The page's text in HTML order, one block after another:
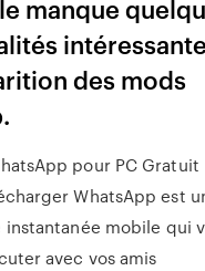
manque
des mods
pour PC Gratuit
WhatsApp est
instantanée mobile qui
avec vos amis